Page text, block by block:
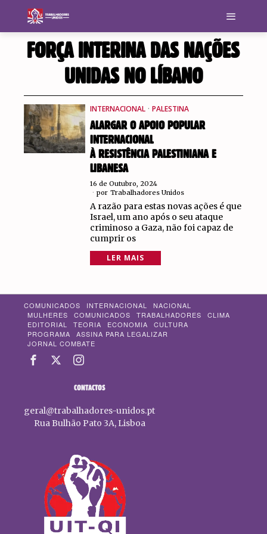
FORÇA INTERINA DAS NAÇÕES
UNIDAS NO LÍBANO
INTERNACIONAL · PALESTINA
ALARGAR O APOIO POPULAR
INTERNACIONAL
À RESISTÊNCIA PALESTINIANA E
LIBANESA
16 de Outubro, 2024
por Trabalhadores Unidos
A razão para estas novas ações é que
Israel, um ano após o seu ataque
criminoso a Gaza, não foi capaz de
cumprir os
LER MAIS
COMUNICADOS INTERNACIONAL
NACIONAL
MULHERES
COMUNICADOS TRABALHADORES
CLIMA
EDITORIAL
TEORIA ECONOMIA
CULTURA
PROGRAMA
ASSINA PARA LEGALIZAR
JORNAL COMBATE
CONTACTOS
geral@trabalhadores-unidos.pt
Rua Bulhão Pato 3A, Lisboa